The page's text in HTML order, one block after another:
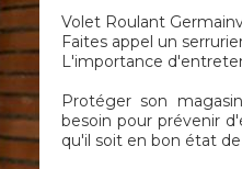
Volet Roulant
Faites appel un
L'importance
Protéger son
besoin pour prévenir
qu'il soit en bon état